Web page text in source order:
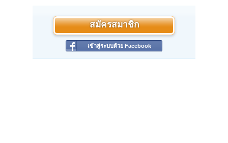
สมัครสมาชิก
เข้าสู่ระบบด้วย Facebook